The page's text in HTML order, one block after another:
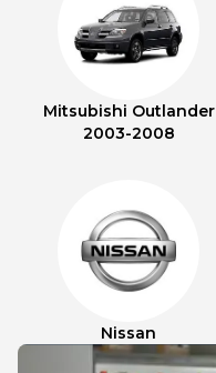
Mitsubishi Outlander
2003-2008
Nissan